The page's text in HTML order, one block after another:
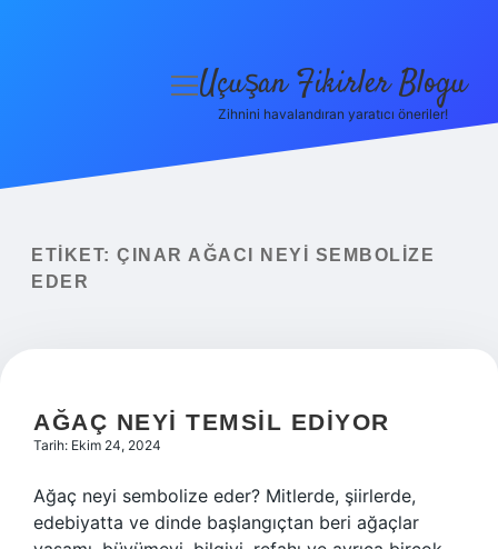
Yasal Uyarı
menüyü
Uçuşan Fikirler Blogu
Zihnini havalandıran yaratıcı öneriler!
ETIKET: ÇINAR AĞACI NEYI SEMBOLIZE
EDER
AĞAÇ NEYI TEMSIL EDIYOR
Tarih: Ekim 24, 2024
Ağaç neyi sembolize eder? Mitlerde, şiirlerde,
edebiyatta ve dinde başlangıçtan beri ağaçlar